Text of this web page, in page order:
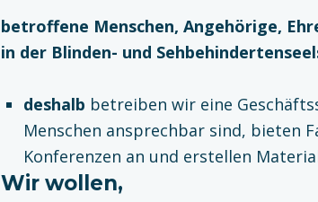
betroffene Menschen, Angehörige,
in der Blinden- und
deshalb betreiben wir eine
Menschen ansprechbar sind, bieten
Konferenzen an und erstellen
Wir wollen,